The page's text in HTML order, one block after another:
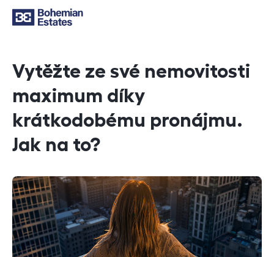
Vytěžte ze své nemovitosti
maximum díky
krátkodobému pronájmu.
Jak na to?